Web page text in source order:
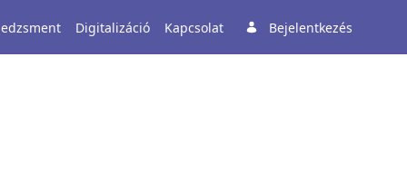
Bejelentkezés
Digitalizáció Kapcsolat